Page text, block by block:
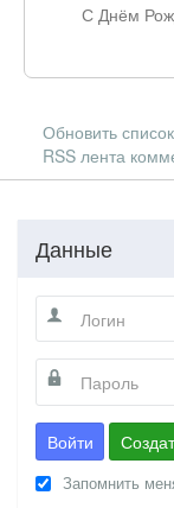
С Днём
Обновить
RSS лента
Данные
Войти
Запомнить